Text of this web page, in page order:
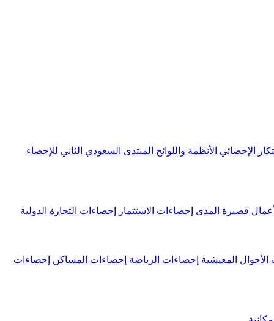
الإحصائي الأنظمة واللوائح المنتدى السعودي الثاني للإحصاء
قصيرة المدى إحصاءات الاستثمار إحصاءات التجارة الدولية
الأحوال المعيشية إحصاءات الرياضة إحصاءات المساكن إحصاءات